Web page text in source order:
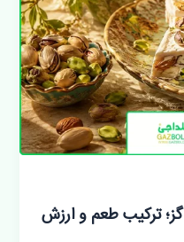
ترکیب طعم و ارزش